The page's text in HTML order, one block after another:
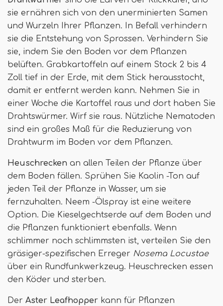
sie ernähren sich von den unerminierten Samen
und Wurzeln Ihrer Pflanzen. In Befall verhindern
sie die Entstehung von Sprossen. Verhindern Sie
sie, indem Sie den Boden vor dem Pflanzen
belüften. Grabkartoffeln auf einem Stock 2 bis 4
Zoll tief in der Erde, mit dem Stick herausstocht,
damit er entfernt werden kann. Nehmen Sie in
einer Woche die Kartoffel raus und dort haben Sie
Drahtswürmer. Wirf sie raus. Nützliche Nematoden
sind ein großes Maß für die Reduzierung von
Drahtwurm im Boden vor dem Pflanzen.
Heuschrecken an allen Teilen der Pflanze über
dem Boden fällen. Sprühen Sie Kaolin -Ton auf
jeden Teil der Pflanze in Wasser, um sie
fernzuhalten. Neem -Ölspray ist eine weitere
Option. Die Kieselgechtserde auf dem Boden und
die Pflanzen funktioniert ebenfalls. Wenn
schlimmer noch schlimmsten ist, verteilen Sie den
gräsiger-spezifischen Erreger Nosema Locustae
über ein Rundfunkwerkzeug. Heuschrecken essen
den Köder und sterben.
Der Aster Leafhopper kann für Pflanzen